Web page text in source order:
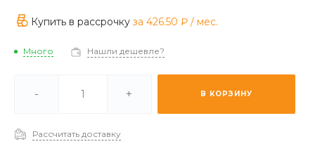
Купить в рассрочку за 426.50 ₽ / мес.
Много Нашли дешевле?
- + В КОРЗИНУ
Рассчитать доставку